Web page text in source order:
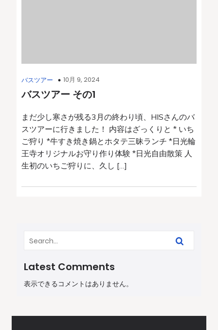
バスツアー 10月 9, 2024
バスツアー その1
まだ少し寒さが残る3月の終わり頃、HISさんのバ
スツアーに行きました！ 内容はざっくりと * いち
ご狩り *牛すき焼き鍋とホタテ三昧ランチ *日光輪
王寺オリジナルお守り作り体験 *日光自由散策 人
生初のいちご狩りに、久し […]
Latest Comments
表示できるコメントはありません。